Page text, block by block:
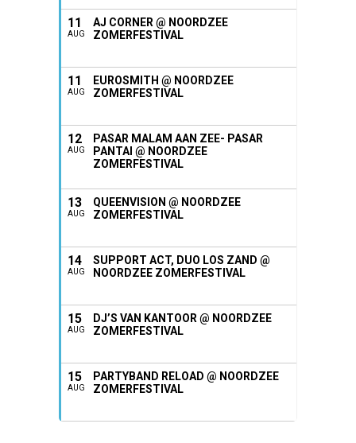
11
AUG
AJ CORNER @ NOORDZEE
ZOMERFESTIVAL
11
AUG
EUROSMITH @ NOORDZEE
ZOMERFESTIVAL
12
AUG
PASAR MALAM AAN ZEE- PASAR
PANTAI @ NOORDZEE
ZOMERFESTIVAL
13
AUG
QUEENVISION @ NOORDZEE
ZOMERFESTIVAL
14
AUG
SUPPORT ACT, DUO LOS ZAND @
NOORDZEE ZOMERFESTIVAL
15
AUG
DJ’S VAN KANTOOR @ NOORDZEE
ZOMERFESTIVAL
15
AUG
PARTYBAND RELOAD @ NOORDZEE
ZOMERFESTIVAL